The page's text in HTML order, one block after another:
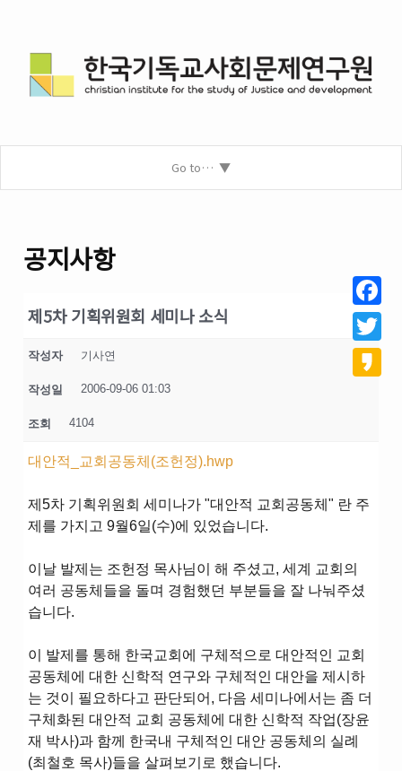
Go to…
공지사항
제5차 기획위원회 세미나 소식
작성자 기사연
작성일 2006-09-06 01:03
조회 4104
대안적_교회공동체(조헌정).hwp
제5차 기획위원회 세미나가 "대안적 교회공동체" 란 주
제를 가지고 9월6일(수)에 있었습니다.
이날 발제는 조헌정 목사님이 해 주셨고, 세계 교회의
여러 공동체들을 돌며 경험했던 부분들을 잘 나눠주셨
습니다.
이 발제를 통해 한국교회에 구체적으로 대안적인 교회
공동체에 대한 신학적 연구와 구체적인 대안을 제시하
는 것이 필요하다고 판단되어, 다음 세미나에서는 좀 더
구체화된 대안적 교회 공동체에 대한 신학적 작업(장윤
재 박사)과 함께 한국내 구체적인 대안 공동체의 실례
(최철호 목사)들을 살펴보기로 했습니다.
Twitter